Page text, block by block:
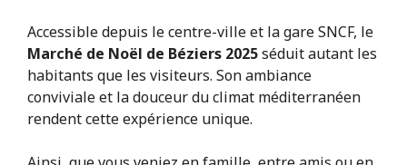
Accessible depuis le centre-ville et la gare SNCF, le
Marché de Noël de Béziers 2025séduit autant les
habitants que les visiteurs. Son ambiance
conviviale et la douceur du climat méditerranéen
rendent cette expérience unique.